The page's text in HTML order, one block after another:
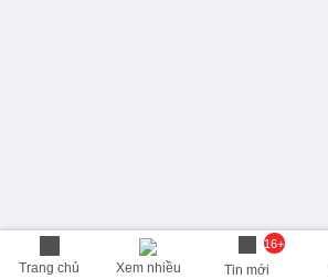
Trang chủ Xem nhiều
16+
Tin mới